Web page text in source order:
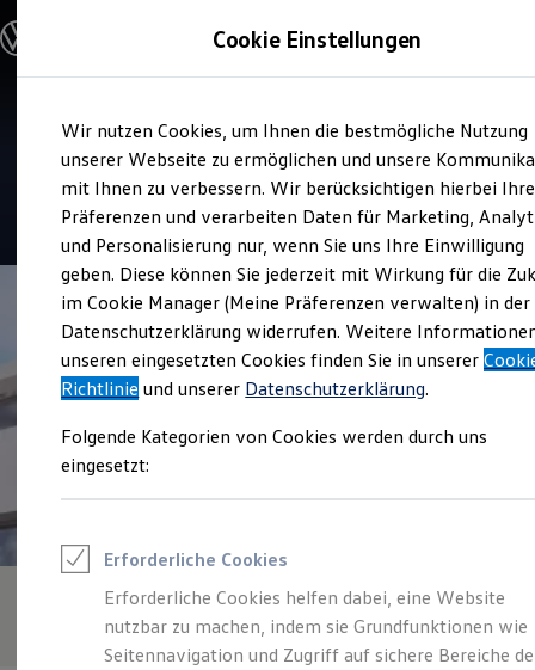
Hauptinhalt
springen
Footer
springen
Modelle und Konfigurator
Modelle vergleichen
Elektroautos
ENERGY Sondermodelle
Nutzfahrzeuge
SUV und CUV
Familienautos
Kombis
Kompaktwagen
Sportwagen
Schnell verfügbare Fahrzeuge
Angebote und Produkte
Aktuelle Angebote
E-Auto-Förderung
Volkswagen Marktplatz
Junge Gebrauchtwagen und Gebrauchtwagen
Volkswagen Zertifizierte Gebrauchtwagen
Zubehör- und Serviceangebote
Leasing
Leasing-Angebote
Gebrauchtwagen Leasing
Junge Gebrauchtwagen-Leasing
Elektroauto Leasing
Verkauf und Service
Autohaus Clemens
4.9| 132 Bewertungen
Cookie Einstellungen
Wir nutzen Cookies, um Ihnen die bestmögliche Nutzung
unserer Webseite zu ermöglichen und unsere
mit Ihnen zu verbessern. Wir berücksichtigen hierbei Ihre
Präferenzen und verarbeiten Daten für Marketing,
und Personalisierung nur, wenn Sie uns Ihre Einwilligung
geben. Diese können Sie jederzeit mit Wirkung für die
im Cookie Manager (Meine Präferenzen verwalten) in der
Datenschutzerklärung widerrufen. Weitere
unseren eingesetzten Cookies finden Sie in unserer
Richtlinie und unserer Datenschutzerklärung.
Folgende Kategorien von Cookies werden durch uns
eingesetzt:
Erforderliche Cookies
Erforderliche Cookies helfen dabei, eine Website
nutzbar zu machen, indem sie Grundfunktionen wie
Seitennavigation und Zugriff auf sichere Bereiche